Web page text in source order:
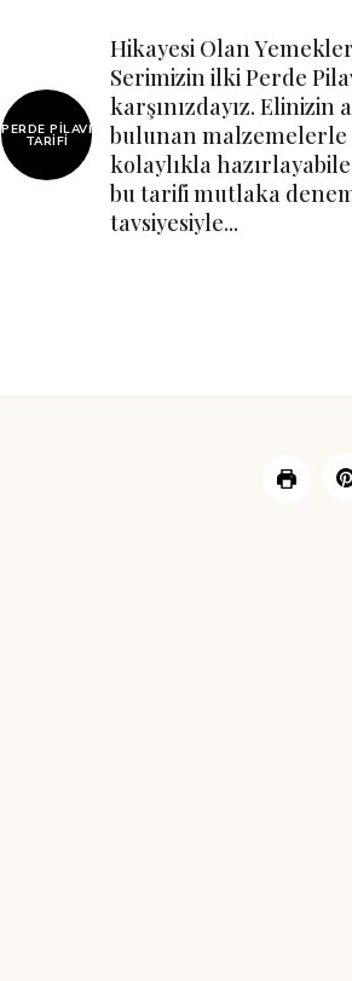
PERDE PILAVI
TARIFI
Hikayesi Olan Yemekler
Serimizin ilki Perde
karşınızdayız. Elinizin
bulunan malzemelerle
kolaylıkla
bu tarifi mutlaka
tavsiyesiyle...